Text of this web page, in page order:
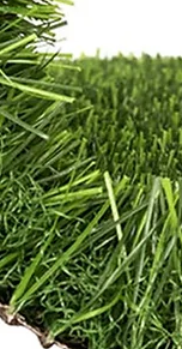
לכם? הייתם
אין שום
מאיתנו ניתן
כל עוד דווח בטווח
מקבלת המשלוח. ישנה
30 ש”ח בעבור המשלוח.
פריטים תהיה
חיוב דמי המשלוח
מהזיכוי שמגיע
על פי ההוראות
כל צמח בעמוד המוצר
ההחזרה\החלפה.